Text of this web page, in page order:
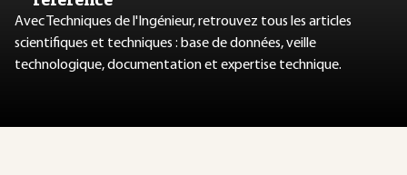
Avec Techniques de l'Ingénieur, retrouvez tous les articles
scientifiques et techniques : base de données, veille
technologique, documentation et expertise technique.